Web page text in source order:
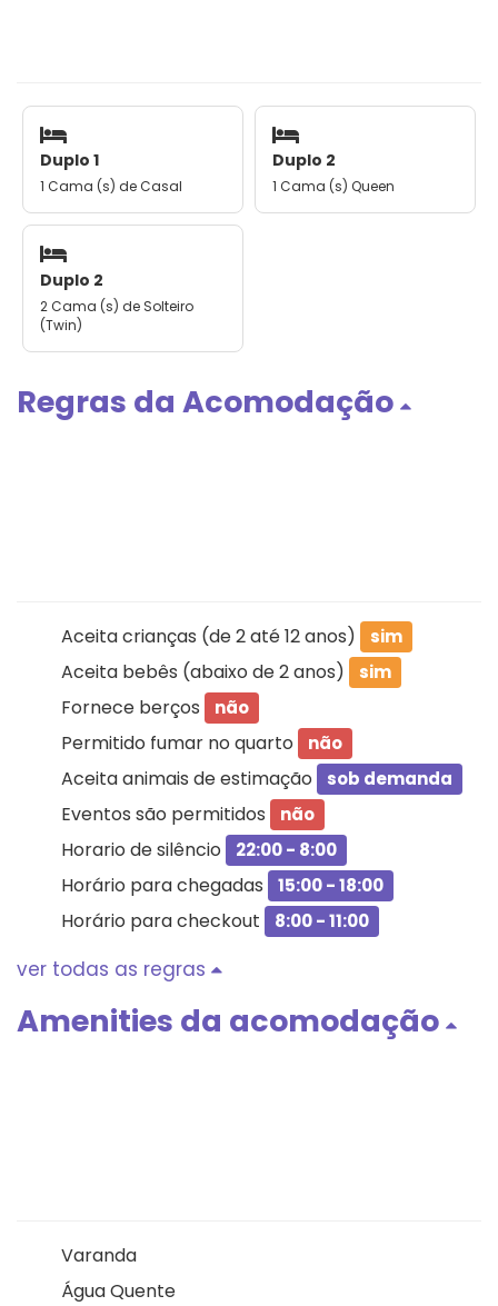
Duplo 1
1 Cama (s) de Casal
Duplo 2
1 Cama (s) Queen
Duplo 2
2 Cama (s) de Solteiro
(Twin)
Regras da Acomodação
Aceita crianças (de 2 até 12 anos) sim
Aceita bebês (abaixo de 2 anos) sim
Fornece berços não
Permitido fumar no quarto não
Aceita animais de estimação sob demanda
Eventos são permitidos não
Horario de silêncio 22:00 - 8:00
Horário para chegadas 15:00 - 18:00
Horário para checkout 8:00 - 11:00
ver todas as regras
Amenities da acomodação
Varanda
Água Quente